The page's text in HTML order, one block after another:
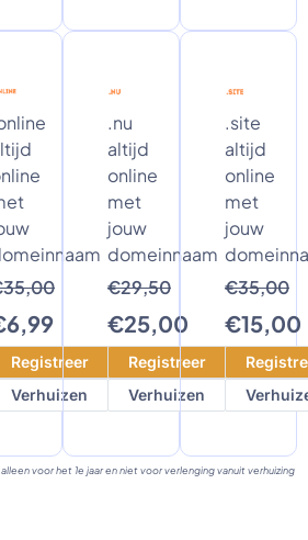
Registreer
Verhuizen
.nu
altijd
online
met
jouw
domeinnaam
€29,50
€25,00
Registreer
Verhuizen
.site
altijd
online
met
jouw
€35,00
€15,00
voor het 1e jaar en niet voor verlenging vanuit verhuizing